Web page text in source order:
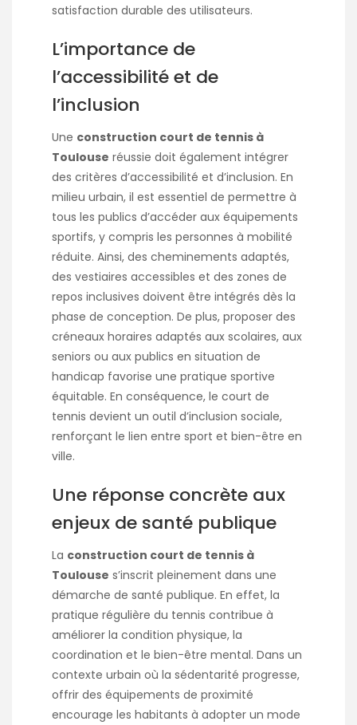
satisfaction durable des utilisateurs.
L’importance de
l’accessibilité et de
l’inclusion
Une construction court de tennis à
Toulouse réussie doit également intégrer
des critères d’accessibilité et d’inclusion. En
milieu urbain, il est essentiel de permettre à
tous les publics d’accéder aux équipements
sportifs, y compris les personnes à mobilité
réduite. Ainsi, des cheminements adaptés,
des vestiaires accessibles et des zones de
repos inclusives doivent être intégrés dès la
phase de conception. De plus, proposer des
créneaux horaires adaptés aux scolaires, aux
seniors ou aux publics en situation de
handicap favorise une pratique sportive
équitable. En conséquence, le court de
tennis devient un outil d’inclusion sociale,
renforçant le lien entre sport et bien-être en
ville.
Une réponse concrète aux
enjeux de santé publique
La construction court de tennis à
Toulouse s’inscrit pleinement dans une
démarche de santé publique. En effet, la
pratique régulière du tennis contribue à
améliorer la condition physique, la
coordination et le bien-être mental. Dans un
contexte urbain où la sédentarité progresse,
offrir des équipements de proximité
encourage les habitants à adopter un mode